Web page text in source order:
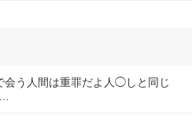
会う人間は重罪だよ人◯しと同じ